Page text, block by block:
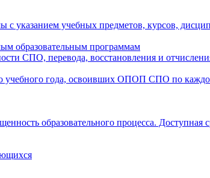
с указанием учебных предметов, курсов,
образовательным программам
СПО, перевода, восстановления и
учебного года, освоивших ОПОП СПО по
образовательного процесса. Доступная